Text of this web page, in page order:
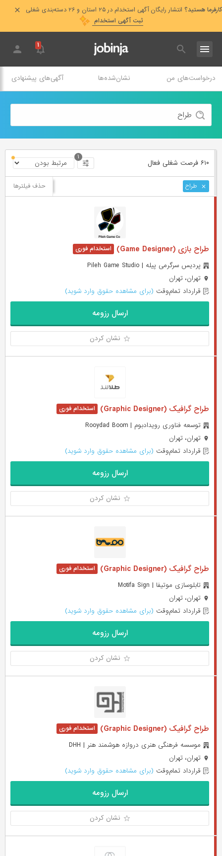
کارفرما هستید؟ انتشار رایگان آگهی استخدام در ۲۵ استان و ۲۶ دسته‌بندی شغلی
ثبت آگهی استخدام
۱
درخواست‌های من نشان‌شده‌ها آگهی‌های پیشنهادی
۶۱۰ فرصت ‌شغلی فعال
۱
طراح حذف فیلترها
طراح بازی (Game Designer)
پردیس سرگرمی پیله | Pileh Game Studio
تهران، تهران
قرارداد تمام‌وقت (برای مشاهده حقوق وارد شوید)
ارسال رزومه
نشان کردن
طراح گرافیک (Graphic Designer)
توسعه فناوری رویدادبوم | Rooydad Boom
تهران، تهران
قرارداد تمام‌وقت (برای مشاهده حقوق وارد شوید)
ارسال رزومه
نشان کردن
طراح گرافیک (Graphic Designer)
تابلوسازی موتیفا | Motifa Sign
تهران، تهران
قرارداد تمام‌وقت (برای مشاهده حقوق وارد شوید)
ارسال رزومه
نشان کردن
طراح گرافیک (Graphic Designer)
موسسه فرهنگی هنری دروازه هوشمند هنر | DHH
تهران، تهران
قرارداد تمام‌وقت (برای مشاهده حقوق وارد شوید)
ارسال رزومه
نشان کردن